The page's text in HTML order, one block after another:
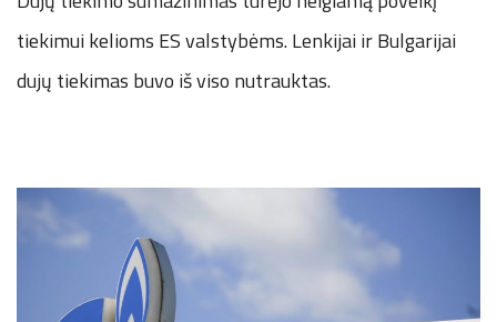
tiekimui kelioms ES valstybėms. Lenkijai ir Bulgarijai
dujų tiekimas buvo iš viso nutrauktas.